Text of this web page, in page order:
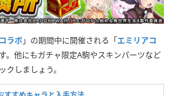
ラボ」の期間中に開催される「エミリアコ
。他にもガチャ限定A駒やスキンパーツなど
クしましょう。